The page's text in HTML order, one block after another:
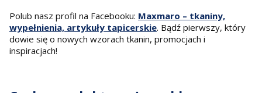
Polub nasz profil na Facebooku: Maxmaro – tkaniny,
wypełnienia, artykuły tapicerskie. Bądź pierwszy, który
dowie się o nowych wzorach tkanin, promocjach i
inspiracjach!